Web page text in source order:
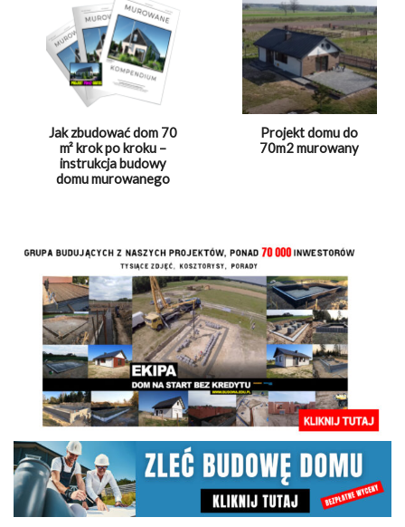
Jak zbudować dom 70
m² krok po kroku –
instrukcja budowy
domu murowanego
Projekt domu do
70m2 murowany